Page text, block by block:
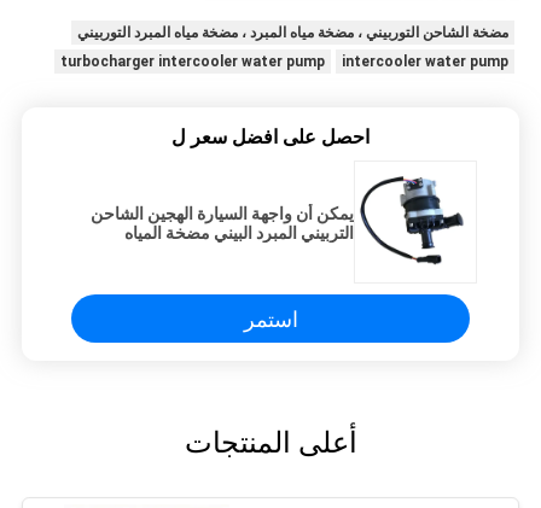
مضخة الشاحن التوربيني ، مضخة مياه المبرد ، مضخة مياه المبرد التوربيني
intercooler water pump
turbocharger intercooler water pump
احصل على افضل سعر ل
يمكن أن واجهة السيارة الهجين الشاحن
التربيني المبرد البيني مضخة المياه
استمر
أعلى المنتجات